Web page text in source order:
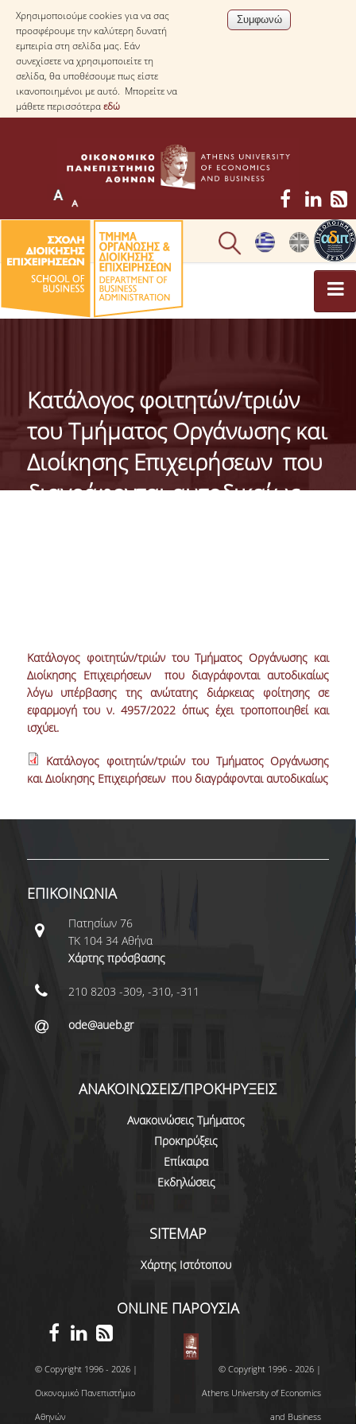
Χρησιμοποιούμε cookies για να σας
προσφέρουμε την καλύτερη δυνατή
εμπειρία στη σελίδα μας. Εάν
συνεχίσετε να χρησιμοποιείτε τη
σελίδα, θα υποθέσουμε πως είστε
ικανοποιημένοι με αυτό. Μπορείτε να
μάθετε περισσότεραεδώ
ΤΟ ΤΜΗΜΑ
ΧΑΙΡΕΤΙΣΜΟΣ ΠΡΟΕΔΡΟΥ
ΔΙΟΙΚΗΣΗ ΤΟΥ ΤΜΗΜΑΤΟΣ
ΕΝΤΕΤΑΛΜΕΝΟΙ ΔΙΔΑΣΚΟΝΤΕΣ ΑΚΑΔ.ΕΤΟΥΣ
2025-26
ΜΕΛΗ Ε.ΔΙ.Π
ΜΕΛΗ Ε.Τ.Ε.Π.
ΩΡΕΣ ΓΡΑΦΕΙΟΥ ΑΚΑΔΗΜΑΪΚΟΥ
ΠΡΟΠΤΥΧΙΑΚΕΣ ΣΠΟΥΔΕΣ
ΟΔΗΓΟΣ ΣΠΟΥΔΩΝ
ΠΡΟΓΡΑΜΜΑ ΣΠΟΥΔΩΝ
ΜΑΘΗΜΑΤΑ ΠΡΟΓΡΑΜΜΑΤΟΣ ΣΠΟΥΔΩΝ
ΠΡΟΓΡΑΜΜΑ ERASMUS+
INCOMING STUDENTS
OUTGOING STUDENTS
ΠΡΑΚΤΙΚΗ ΑΣΚΗΣΗ
ΜΕΤΑΠΤΥΧΙΑΚΕΣ ΣΠΟΥΔΕΣ
ΜΕΤΑΠΤΥΧΙΑΚΕΣ ΣΠΟΥΔΕΣ
ΠΙΝΑΚΑΣ ΥΠΟΨΗΦΙΩΝ ΔΙΔΑΚΤΟΡΩΝ
Κατάλογος φοιτητών/τριών
του Τμήματος Οργάνωσης και
Διοίκησης Επιχειρήσεων που
διαγράφονται αυτοδικαίως
ισχύει
Κατάλογος φοιτητών/τριών του Τμήματος Οργάνωσης και
Διοίκησης Επιχειρήσεων που διαγράφονται αυτοδικαίως
λόγω υπέρβασης της ανώτατης διάρκειας φοίτησης σε
εφαρμογή του ν. 4957/2022 όπως έχει τροποποιηθεί και
ισχύει.
Κατάλογος φοιτητών/τριών του Τμήματος Οργάνωσης
και Διοίκησης Επιχειρήσεων που διαγράφονται αυτοδικαίως
ΕΠΙΚΟΙΝΩΝΙΑ
Πατησίων 76
ΤΚ 104 34 Αθήνα
Χάρτης πρόσβασης
210 8203 -309, -310, -311
ode@aueb.gr
ΑΝΑΚΟΙΝΩΣΕΙΣ/ΠΡΟΚΗΡΥΞΕΙΣ
Ανακοινώσεις Τμήματος
Προκηρύξεις
Επίκαιρα
Εκδηλώσεις
SITEMAP
Χάρτης Ιστότοπου
ONLINE ΠΑΡΟΥΣΙΑ
© Copyright 1996 - 2026 |
Οικονομικό Πανεπιστήμιο
Αθηνών
© Copyright 1996 - 2026 |
Athens University of Economics
and Business